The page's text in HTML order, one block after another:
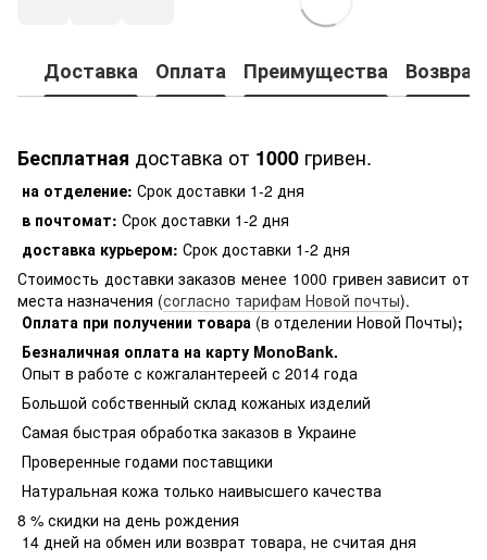
Доставка Оплата Преимущества Возврат
Бесплатная доставка от 1000 гривен.
на отделение: Срок доставки 1-2 дня
в почтомат: Срок доставки 1-2 дня
доставка курьером: Срок доставки 1-2 дня
Стоимость доставки заказов менее 1000 гривен зависит от
места назначения (согласно тарифам Новой почты).
Оплата при получении товара (в отделении Новой Почты);
Безналичная оплата на карту MonoBank.
Опыт в работе с кожгалантереей с 2014 года
Большой собственный склад кожаных изделий
Самая быстрая обработка заказов в Украине
Проверенные годами поставщики
Натуральная кожа только наивысшего качества
8 % скидки на день рождения
14 дней на обмен или возврат товара, не считая дня